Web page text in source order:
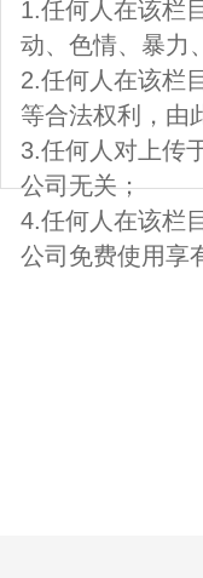
1.任何人在该栏
动、色情、暴力
2.任何人在该栏
等合法权利，由
3.任何人对上传
公司无关；
4.任何人在该栏
公司免费使用享